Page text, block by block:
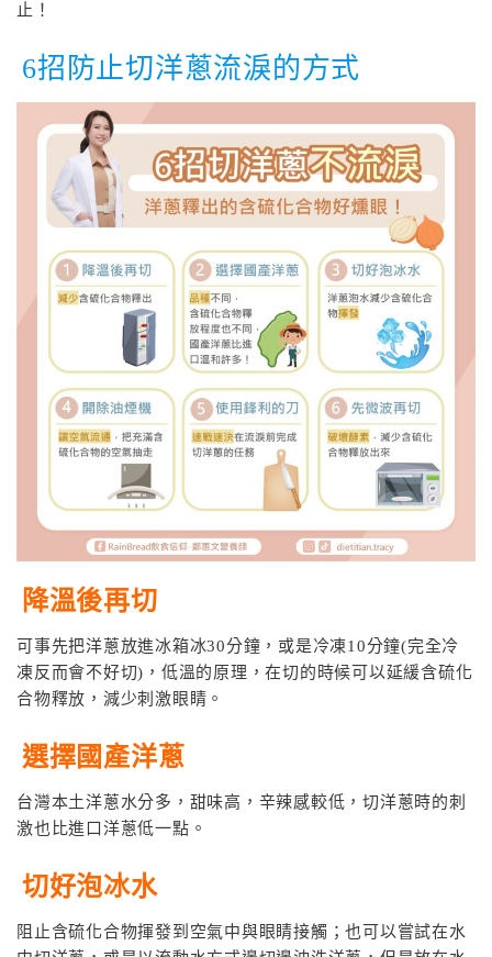
止！
6招防止切洋蔥流淚的方式
降溫後再切
可事先把洋蔥放進冰箱冰30分鐘，或是冷凍10分鐘(完全冷
凍反而會不好切)，低溫的原理，在切的時候可以延緩含硫化
合物釋放，減少刺激眼睛。
選擇國產洋蔥
台灣本土洋蔥水分多，甜味高，辛辣感較低，切洋蔥時的刺
激也比進口洋蔥低一點。
切好泡冰水
阻止含硫化合物揮發到空氣中與眼睛接觸；也可以嘗試在水